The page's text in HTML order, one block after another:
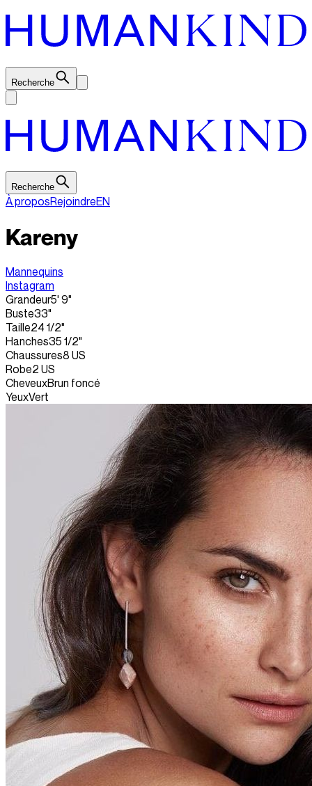
Recherche
Recherche
À proposRejoindreEN
Kareny
Mannequins
Instagram
Grandeur5' 9"
Buste33"
Taille24 1/2"
Hanches35 1/2"
Chaussures8 US
Robe2 US
CheveuxBrun foncé
YeuxVert